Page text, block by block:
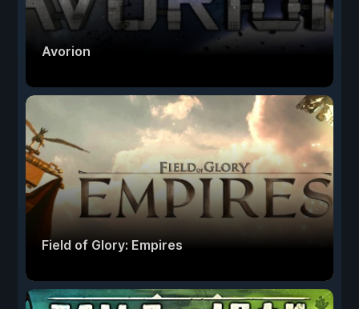
Avorion
Field of Glory: Empires